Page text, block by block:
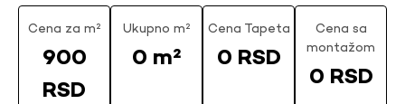
Cena za m²
900
RSD
Ukupno m²
0 m²
Cena Tapeta
0 RSD
Cena sa
montažom
0 RSD